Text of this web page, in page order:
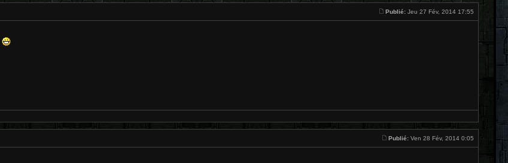
Publié: Jeu 27 Fév, 2014 17:55
Publié: Ven 28 Fév, 2014 0:05